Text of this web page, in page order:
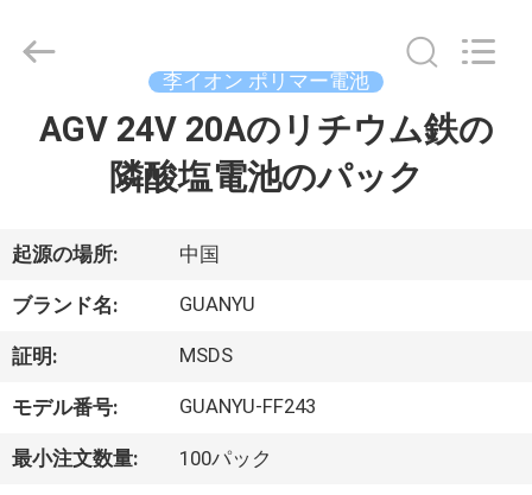
品
私
達
に
guanyu
李イオン ポリマー電池
AGV 24V 20Aのリチウム鉄の
隣酸塩電池のパック
起源の場所: 中国
ブランド名: GUANYU
証明: MSDS
モデル番号: GUANYU-FF243
最小注文数量: 100パック